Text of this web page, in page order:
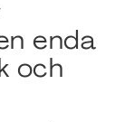
enda
och